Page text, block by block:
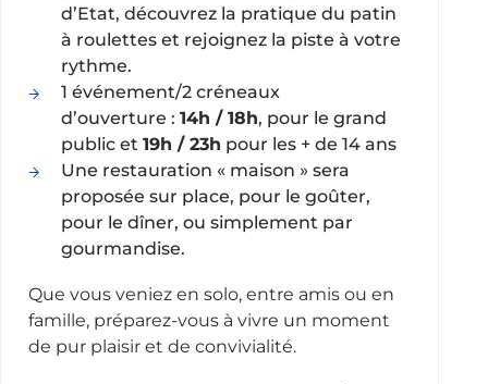
d’Etat, découvrez la pratique du patin
à roulettes et rejoignez la piste à votre
rythme.
1 événement/2 créneaux
d’ouverture : 14h / 18h, pour le grand
public et 19h / 23h pour les + de 14 ans
Une restauration « maison » sera
proposée sur place, pour le goûter,
pour le dîner, ou simplement par
gourmandise.
Que vous veniez en solo, entre amis ou en
famille, préparez-vous à vivre un moment
de pur plaisir et de convivialité.